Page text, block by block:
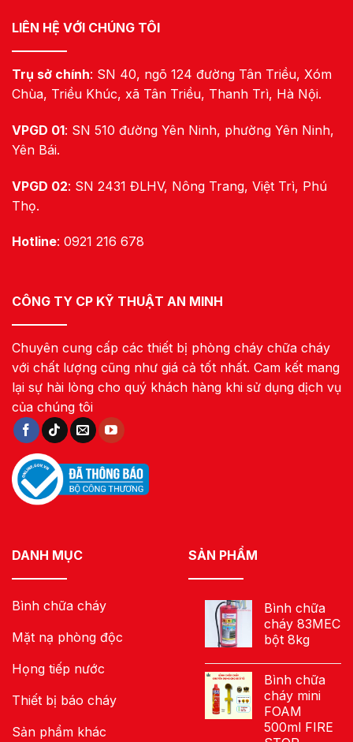
LIÊN HỆ VỚI CHÚNG TÔI
Trụ sở chính: SN 40, ngõ 124 đường Tân Triều, Xóm
Chùa, Triều Khúc, xã Tân Triều, Thanh Trì, Hà Nội.
VPGD 01: SN 510 đường Yên Ninh, phường Yên Ninh,
Yên Bái.
VPGD 02: SN 2431 ĐLHV, Nông Trang, Việt Trì, Phú
Thọ.
Hotline: 0921 216 678
CÔNG TY CP KỸ THUẬT AN MINH
Chuyên cung cấp các thiết bị phòng cháy chữa cháy
với chất lượng cũng như giá cả tốt nhất. Cam kết mang
lại sự hài lòng cho quý khách hàng khi sử dụng dịch vụ
của chúng tôi
DANH MỤC
Bình chữa cháy
Mặt nạ phòng độc
Họng tiếp nước
Thiết bị báo cháy
Sản phẩm khác
SẢN PHẨM
Bình chữa
cháy 83MEC
bột 8kg
Bình chữa
cháy mini
FOAM
500ml FIRE